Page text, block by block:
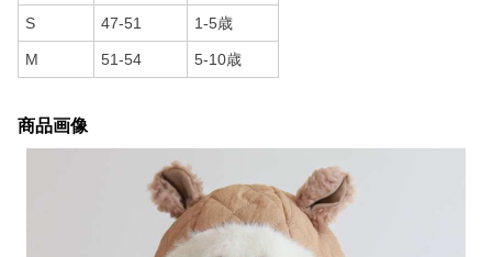
S 47-51 1-5歳
M 51-54 5-10歳
商品画像